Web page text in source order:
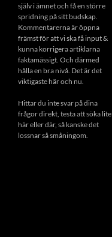
själv i ämnet och få en större
spridning på sitt budskap.
Kommentarerna är öppna
främst för att vi ska få input &
kunna korrigera artiklarna
faktamässigt. Och därmed
hålla en bra nivå. Det är det
viktigaste här och nu.
Hittar du inte svar på dina
frågor direkt, testa att söka lite
här eller där, så kanske det
lossnar så småningom.